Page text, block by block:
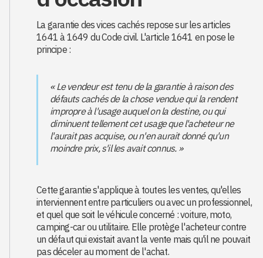
La garantie des vices cachés repose sur les articles
1641 à 1649 du Code civil. L'article 1641 en pose le
principe :
« Le vendeur est tenu de la garantie à raison des
défauts cachés de la chose vendue qui la rendent
impropre à l'usage auquel on la destine, ou qui
diminuent tellement cet usage que l'acheteur ne
l'aurait pas acquise, ou n'en aurait donné qu'un
moindre prix, s'il les avait connus. »
Cette garantie s'applique à toutes les ventes, qu'elles
interviennent entre particuliers ou avec un professionnel,
et quel que soit le véhicule concerné : voiture, moto,
camping-car ou utilitaire. Elle protège l'acheteur contre
un défaut qui existait avant la vente mais qu'il ne pouvait
pas déceler au moment de l'achat.